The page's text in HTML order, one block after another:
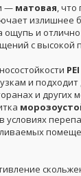
— матовая ,
излишнее
ощупь и
с высокой
и подходит
и других
условиях